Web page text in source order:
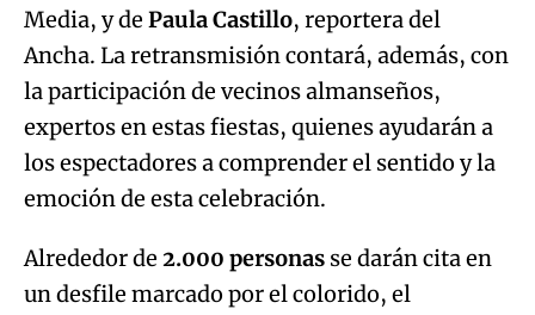
Media, y de Paula Castillo, reportera del
Ancha. La retransmisión contará, además, con
la participación de vecinos almanseños,
expertos en estas fiestas, quienes ayudarán a
los espectadores a comprender el sentido y la
emoción de esta celebración.
Alrededor de 2.000 personas se darán cita en
un desfile marcado por el colorido, el